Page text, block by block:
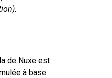
de Nuxe est
à base